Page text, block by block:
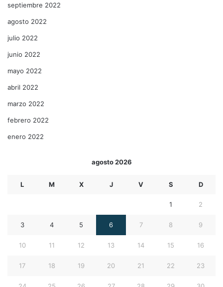
septiembre 2022
agosto 2022
julio 2022
junio 2022
mayo 2022
abril 2022
marzo 2022
febrero 2022
enero 2022
agosto 2026
L M X J V S D
1 2
3 4 5 6 7 8 9
10 11 12 13 14 15 16
17 18 19 20 21 22 23